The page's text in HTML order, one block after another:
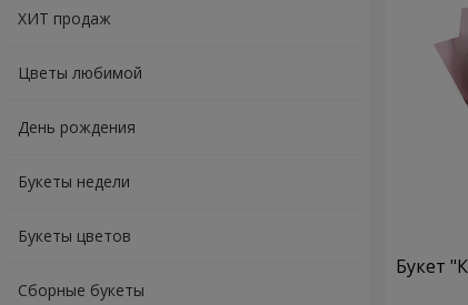
ХИТ продаж
Цветы любимой
День рождения
Букеты недели
Букеты цветов
Сборные букеты
Букет